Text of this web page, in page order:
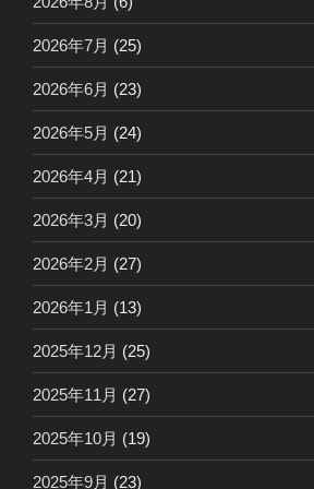
2026年7月 (25)
2026年6月 (23)
2026年5月 (24)
2026年4月 (21)
2026年3月 (20)
2026年2月 (27)
2026年1月 (13)
2025年12月 (25)
2025年11月 (27)
2025年10月 (19)
2025年9月 (23)